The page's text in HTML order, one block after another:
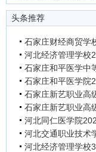
头条推荐
石家庄财经商贸学
河北经济管理学校
石家庄和平医学中
石家庄和平医学院
石家庄新艺职业高
石家庄新艺职业高
河北同仁医学院
河北交通职业技术
河北经济管理学校